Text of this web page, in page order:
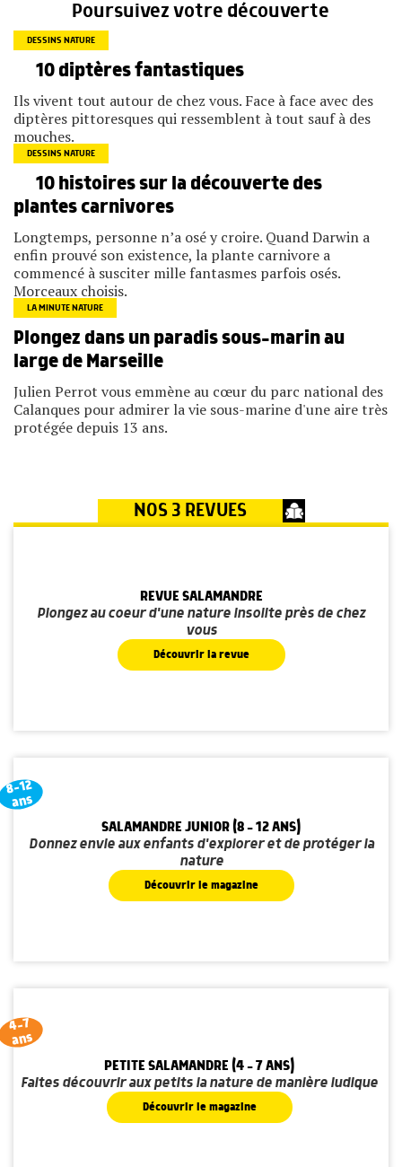
Poursuivez votre découverte
DESSINS NATURE
10 diptères fantastiques
Ils vivent tout autour de chez vous. Face à face avec des
diptères pittoresques qui ressemblent à tout sauf à des
mouches.
DESSINS NATURE
10 histoires sur la découverte des
plantes carnivores
Longtemps, personne n’a osé y croire. Quand Darwin a
enfin prouvé son existence, la plante carnivore a
commencé à susciter mille fantasmes parfois osés.
Morceaux choisis.
LA MINUTE NATURE
Plongez dans un paradis sous-marin au
large de Marseille
Julien Perrot vous emmène au cœur du parc national des
Calanques pour admirer la vie sous-marine d'une aire très
protégée depuis 13 ans.
NOS 3 REVUES
REVUE SALAMANDRE
Plongez au coeur d'une nature insolite près de chez
vous
Découvrir la revue
8-12
ans
SALAMANDRE JUNIOR (8 - 12 ANS)
Donnez envie aux enfants d'explorer et de protéger la
nature
Découvrir le magazine
4-7
ans
PETITE SALAMANDRE (4 - 7 ANS)
Faites découvrir aux petits la nature de manière ludique
Découvrir le magazine